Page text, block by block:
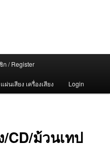
/ Register
นเสียง เครื่องเสียง Login
CD/ม้วนเทป